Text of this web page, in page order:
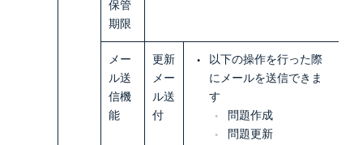
保管
期限
メー
ル送
信機
能
更新
メー
ル送
付
以下の操作を行った際
にメールを送信できま
す
問題作成
問題更新